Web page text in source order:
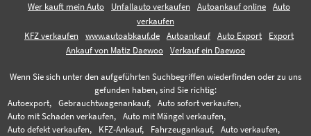
Wer kauft mein Auto Unfallauto verkaufen Autoankauf online
Auto
verkaufen
KFZ verkaufen
www.autoabkauf.de Autoankauf Auto Export
Export
Ankauf von Matiz Daewoo
Verkauf ein Daewoo
Wenn Sie sich unter den aufgeführten Suchbegriffen wiederfinden oder zu uns
gefunden haben, sind Sie richtig:
Autoexport,
Gebrauchtwagenankauf,
Auto sofort verkaufen,
Auto mit Schaden verkaufen,
Auto mit Mängel verkaufen,
Auto defekt verkaufen,
KFZ-Ankauf, Fahrzeugankauf,
Auto verkaufen,